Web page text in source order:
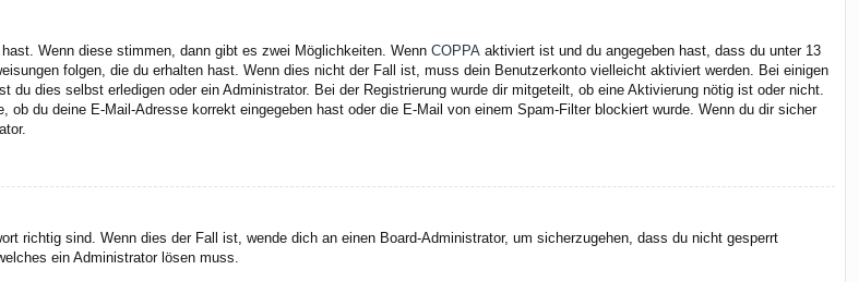
Wenn diese stimmen, dann gibt es zwei Möglichkeiten. Wenn COPPA aktiviert ist und du angegeben hast, dass du unter 13
folgen, die du erhalten hast. Wenn dies nicht der Fall ist, muss dein Benutzerkonto vielleicht aktiviert werden. Bei einigen
dies selbst erledigen oder ein Administrator. Bei der Registrierung wurde dir mitgeteilt, ob eine Aktivierung nötig ist oder nicht.
du deine E-Mail-Adresse korrekt eingegeben hast oder die E-Mail von einem Spam-Filter blockiert wurde. Wenn du dir sicher
richtig sind. Wenn dies der Fall ist, wende dich an einen Board-Administrator, um sicherzugehen, dass du nicht gesperrt
ein Administrator lösen muss.